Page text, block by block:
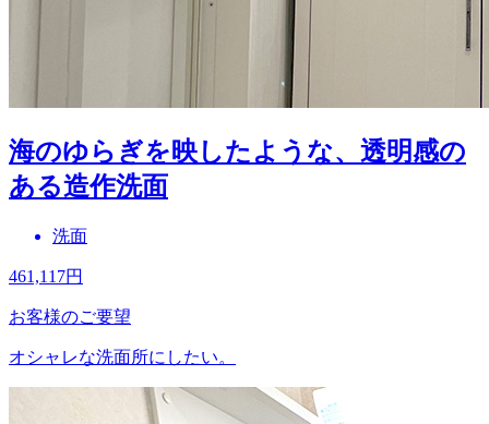
海のゆらぎを映したような、透明感の
ある造作洗面
洗面
461,117円
お客様のご要望
オシャレな洗面所にしたい。